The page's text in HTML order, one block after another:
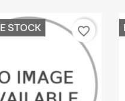
STOCK favorite_border